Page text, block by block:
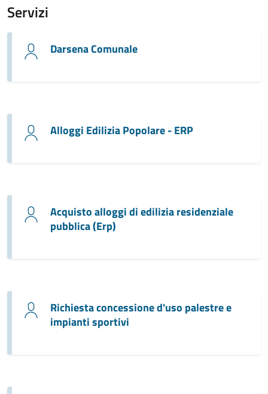
Servizi
Darsena Comunale
Alloggi Edilizia Popolare - ERP
Acquisto alloggi di edilizia residenziale
pubblica (Erp)
Richiesta concessione d'uso palestre e
impianti sportivi